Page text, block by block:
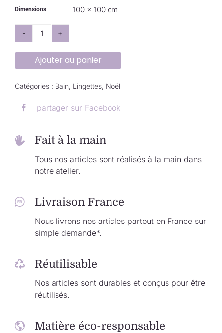
Dimensions 100 × 100 cm
quantité
de
Duo
bain
de
Ajouter au panier
Catégories : Bain, Lingettes, Noël
partager sur Facebook
Fait à la main
Tous nos articles sont réalisés à la main dans
notre atelier.
Livraison France
Nous livrons nos articles partout en France sur
simple demande*.
Réutilisable
Nos articles sont durables et conçus pour être
réutilisés.
Matière éco-responsable